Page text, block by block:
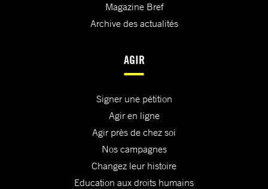
Magazine Bref
Archive des actualités
AGIR
Signer une pétition
Agir en ligne
Agir près de chez soi
Nos campagnes
Changez leur histoire
Education aux droits humains